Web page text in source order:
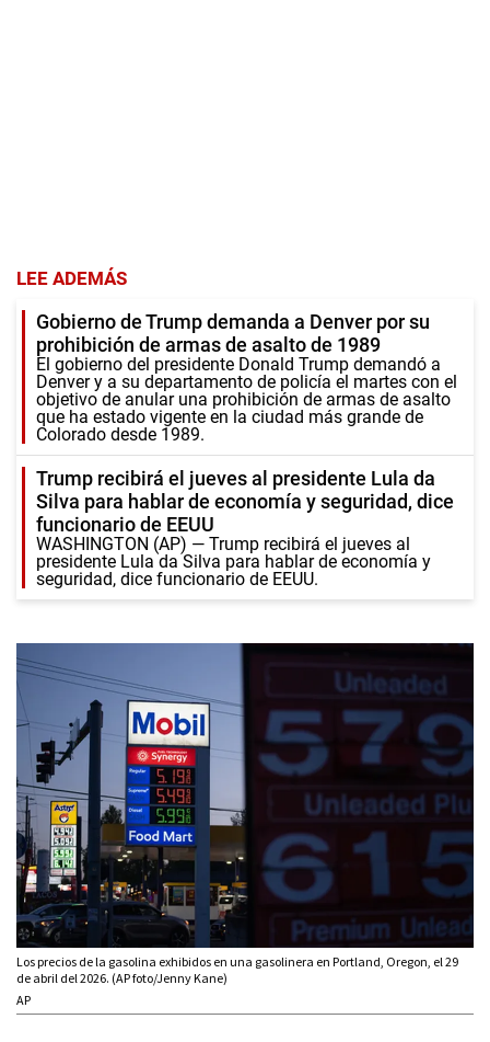
LEE ADEMÁS
Gobierno de Trump demanda a Denver por su
prohibición de armas de asalto de 1989
El gobierno del presidente Donald Trump demandó a
Denver y a su departamento de policía el martes con el
objetivo de anular una prohibición de armas de asalto
que ha estado vigente en la ciudad más grande de
Colorado desde 1989.
Trump recibirá el jueves al presidente Lula da
Silva para hablar de economía y seguridad, dice
funcionario de EEUU
WASHINGTON (AP) — Trump recibirá el jueves al
presidente Lula da Silva para hablar de economía y
seguridad, dice funcionario de EEUU.
Los precios de la gasolina exhibidos en una gasolinera en Portland, Oregon, el 29
de abril del 2026. (AP foto/Jenny Kane)
AP